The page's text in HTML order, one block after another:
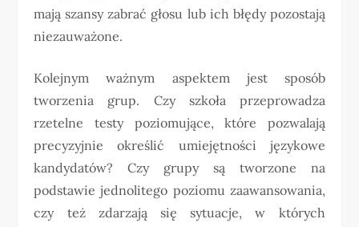
mają szansy zabrać głosu lub ich błędy pozostają
niezauważone.
Kolejnym ważnym aspektem jest sposób
tworzenia grup. Czy szkoła przeprowadza
rzetelne testy poziomujące, które pozwalają
precyzyjnie określić umiejętności językowe
kandydatów? Czy grupy są tworzone na
podstawie jednolitego poziomu zaawansowania,
czy też zdarzają się sytuacje, w których